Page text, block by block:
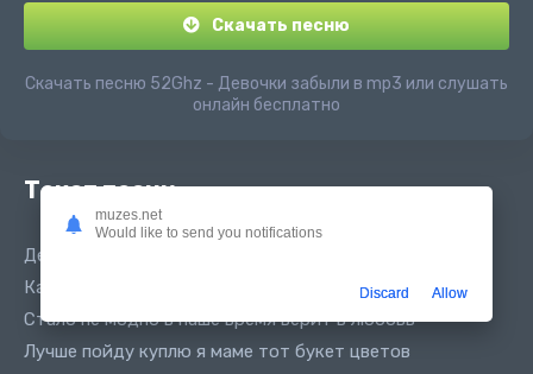
Скачать песню
Скачать песню 52Ghz - Девочки забыли в mp3 или слушать
онлайн бесплатно
Текст песни
Девочки давно забыли простых пацанов
Как мы за них на улицах били руки в кровь
Стало не модно в наше время верит в любовь
Лучше пойду куплю я маме тот букет цветов
muzes.net
Would like to send you notifications
Discard Allow